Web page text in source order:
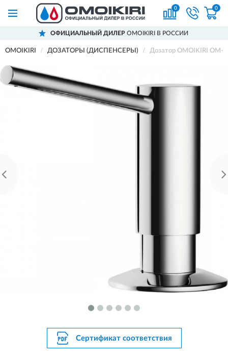
0 0
ОФИЦИАЛЬНЫЙ ДИЛЕРOMOIKIRI В РОССИИ
OMOIKIRI ДОЗАТОРЫ (ДИСПЕНСЕРЫ) Дозатор OMOIKIRI OM-
Сертификат соответствия